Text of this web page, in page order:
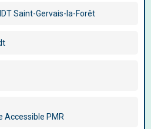
Saint-Gervais-la-Forêt
Accessible PMR